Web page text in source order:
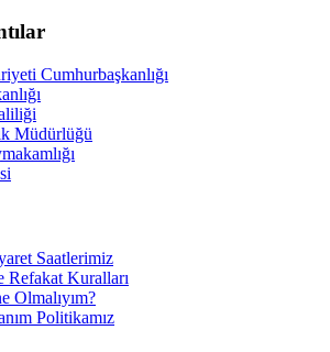
Cumhurbaşkanlığı
Müdürlüğü
Saatlerimiz
Refakat Kuralları
Olmalıyım?
Politikamız